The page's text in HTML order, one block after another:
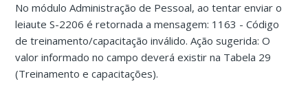
No módulo Administração de Pessoal, ao tentar enviar o
leiaute S-2206 é retornada a mensagem: 1163 - Código
de treinamento/capacitação inválido. Ação sugerida: O
valor informado no campo deverá existir na Tabela 29
(Treinamento e capacitações).